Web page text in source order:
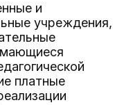
и
учреждения,
платные